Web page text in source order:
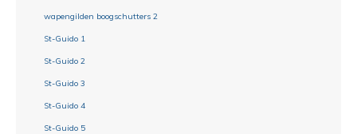
wapengilden boogschutters 2
St-Guido 1
St-Guido 2
St-Guido 3
St-Guido 4
St-Guido 5